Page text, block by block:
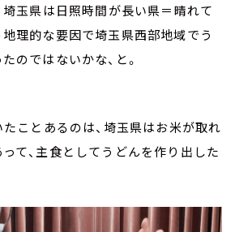
埼玉県は日照時間が長い県＝晴れて
理的な要因で埼玉県西部地域でう
のではないかな、と。
たことあるのは、埼玉県はお米が取れ
て、主食としてうどんを作り出した